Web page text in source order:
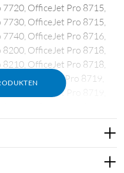
OfficeJet Pro 8715,
OfficeJet Pro 8715,
OfficeJet Pro 8716,
OfficeJet Pro 8718,
OfficeJet Pro 8718,
OfficeJet Pro 8719,
OfficeJet Pro 8719,